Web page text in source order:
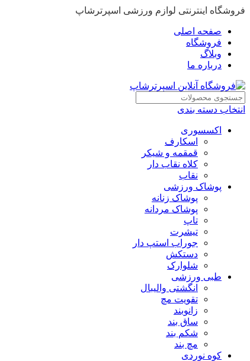
فروشگاه اینترنتی لوازم ورزشی اسپرترشاپ
صفحه اصلی
فروشگاه
وبلاگ
درباره ما
انتخاب دسته بندی
اکسسوری
اسکارف
قمقمه و شیکر
کلاه نقاب دار
نقاب
پوشاک ورزشی
پوشاک زنانه
پوشاک مردانه
تاپ
تیشرت
جوراب استپ دار
دستکش
شلوارک
طبی ورزشی
انگشتی واليبال
تقویت مچ
زانوبند
ساق بند
شکم بند
مچ بند
کوه نوردی